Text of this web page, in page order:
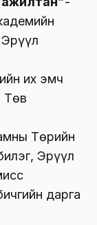
их эмч
Төв
Төрийн
Эрүүл
дарга